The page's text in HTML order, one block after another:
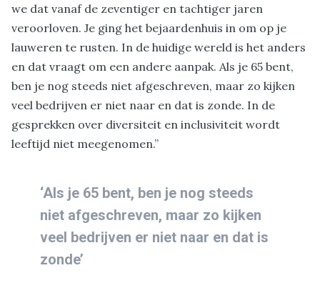
we dat vanaf de zeventiger en tachtiger jaren
veroorloven. Je ging het bejaardenhuis in om op je
lauweren te rusten. In de huidige wereld is het anders
en dat vraagt om een andere aanpak. Als je 65 bent,
ben je nog steeds niet afgeschreven, maar zo kijken
veel bedrijven er niet naar en dat is zonde. In de
gesprekken over diversiteit en inclusiviteit wordt
leeftijd niet meegenomen.”
‘Als je 65 bent, ben je nog steeds
niet afgeschreven, maar zo kijken
veel bedrijven er niet naar en dat is
zonde’